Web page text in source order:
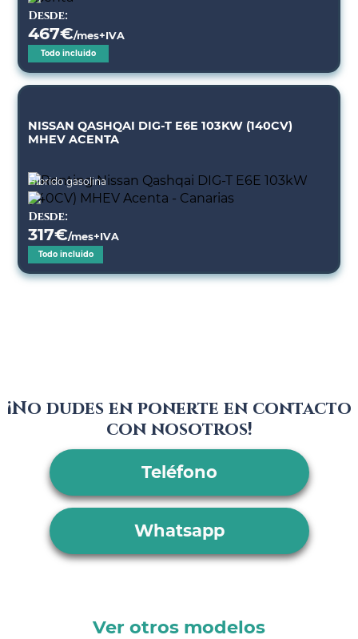
Desde:
467€/mes+IVA
Todo incluido
NISSAN QASHQAI DIG-T E6E 103KW (140CV)
MHEV ACENTA
Híbrido gasolina
Desde:
317€/mes+IVA
Todo incluido
¡No dudes en ponerte en contacto
con nosotros!
Teléfono
Whatsapp
Ver otros modelos